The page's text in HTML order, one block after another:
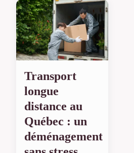
Transport
longue
distance au
Québec : un
déménagement